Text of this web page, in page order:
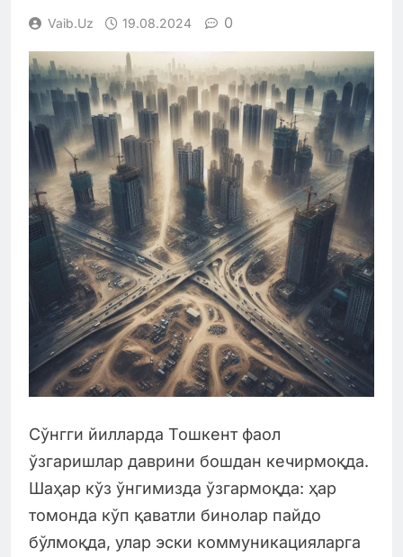
Vaib.uz 19.08.2024 0
Сўнгги йилларда Тошкент фаол
ўзгаришлар даврини бошдан кечирмоқда.
Шаҳар кўз ўнгимизда ўзгармоқда: ҳар
томонда кўп қаватли бинолар пайдо
бўлмоқда, улар эски коммуникацияларга